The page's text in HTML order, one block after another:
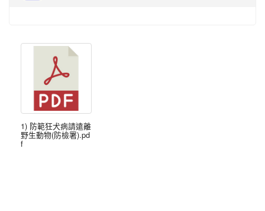
1) 防範狂犬病請遠離
野生動物(防檢署).pd
f